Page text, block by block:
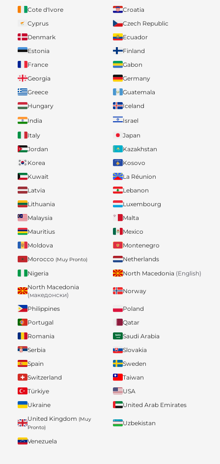
Cote d'Ivore
Croatia
Cyprus
Czech Republic
Denmark
Ecuador
Estonia
Finland
France
Gabon
Georgia
Germany
Greece
Guatemala
Hungary
Iceland
India
Israel
Italy
Japan
Jordan
Kazakhstan
Korea
Kosovo
Kuwait
La Réunion
Latvia
Lebanon
Lithuania
Luxembourg
Malaysia
Malta
Mauritius
Mexico
Moldova
Montenegro
Morocco (Muy Pronto)
Netherlands
Nigeria
North Macedonia (English)
North Macedonia
(македонски)
Norway
Philippines
Poland
Portugal
Qatar
Romania
Saudi Arabia
Serbia
Slovakia
Spain
Sweden
Switzerland
Taiwan
Türkiye
USA
Ukraine
United Arab Emirates
United Kingdom (Muy
Pronto)
Uzbekistan
Venezuela